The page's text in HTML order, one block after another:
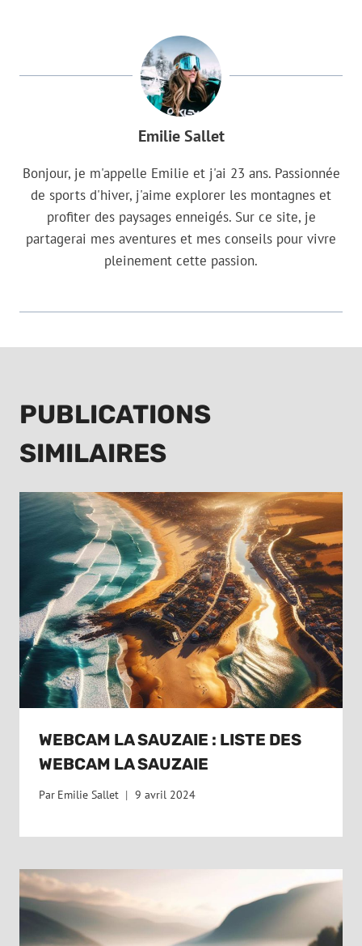
Emilie Sallet
Bonjour, je m'appelle Emilie et j'ai 23 ans. Passionnée
de sports d'hiver, j'aime explorer les montagnes et
profiter des paysages enneigés. Sur ce site, je
partagerai mes aventures et mes conseils pour vivre
pleinement cette passion.
PUBLICATIONS
SIMILAIRES
WEBCAM LA SAUZAIE : LISTE DES
WEBCAM LA SAUZAIE
Par Emilie Sallet 9 avril 2024